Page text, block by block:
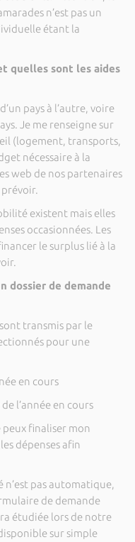
n’est pas un
étant la
quelles sont les aides
pays à l’autre, voire
Je me renseigne sur
(logement, transports,
nécessaire à la
web de nos partenaires
existent mais elles
occasionnées. Les
le surplus lié à la
dossier de demande
transmis par le
pour une
en cours
l’année en cours
peux finaliser mon
dépenses afin
n’est pas automatique,
de demande
étudiée lors de notre
sur simple